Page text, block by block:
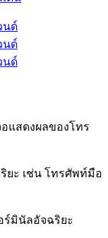
แสดงผลของโทร
ยะ เช่น โทรศัพท์มือ
ร์มินัลอัจฉริยะ